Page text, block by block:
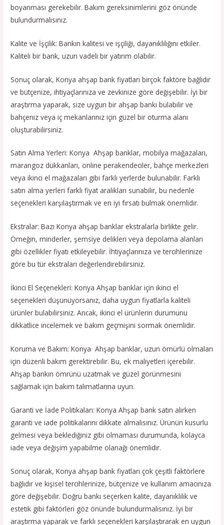
boyanması gerekebilir. Bakım gereksinimlerini göz önünde
bulundurmalısınız.
Kalite ve İşçilik: Bankın kalitesi ve işçiliği, dayanıklılığını etkiler.
Kaliteli bir bank, uzun vadeli bir yatırım olabilir.
Sonuç olarak, Konya ahşap bank fiyatları birçok faktöre bağlıdır
ve bütçenize, ihtiyaçlarınıza ve zevkinize göre değişebilir. İyi bir
araştırma yaparak, size uygun bir ahşap bankı bulabilir ve
bahçeniz veya iç mekanlarınız için güzel bir oturma alanı
oluşturabilirsiniz.
Satın Alma Yerleri: Konya Ahşap banklar, mobilya mağazaları,
marangoz dükkanları, online perakendeciler, bahçe merkezleri
veya ikinci el mağazaları gibi farklı yerlerde bulunabilir. Farklı
satın alma yerleri farklı fiyat aralıkları sunabilir, bu nedenle
seçenekleri karşılaştırmak ve en iyi fırsatı bulmak önemlidir.
Ekstralar: Bazı Konya ahşap banklar ekstralarla birlikte gelir.
Örneğin, minderler, şemsiye delikleri veya depolama alanları
gibi özellikler fiyatı etkileyebilir. İhtiyaçlarınıza ve tercihlerinize
göre bu tür ekstraları değerlendirebilirsiniz.
İkinci El Seçenekleri: Konya Ahşap banklar için ikinci el
seçenekleri düşünüyorsanız, daha uygun fiyatlarla kaliteli
ürünler bulabilirsiniz. Ancak, ikinci el ürünlerin durumunu
dikkatlice incelemek ve bakım geçmişini sormak önemlidir.
Koruma ve Bakım: Konya Ahşap banklar, uzun ömürlü olmaları
için düzenli bakım gerektirebilir. Bu, ek maliyetleri içerebilir.
Ahşap bankın ömrünü uzatmak ve güzel görünmesini
sağlamak için bakım talimatlarına uyun.
Garanti ve İade Politikaları: Konya Ahşap bank satın alırken
garanti ve iade politikalarını dikkate almalısınız. Ürünün kusurlu
gelmesi veya beklediğiniz gibi olmaması durumunda, kolayca
iade veya değişim yapabilme olanağı önemlidir.
Sonuç olarak, Konya ahşap bank fiyatları çok çeşitli faktörlere
bağlıdır ve kişisel tercihlerinize, bütçenize ve kullanım amacınıza
göre değişebilir. Doğru bankı seçerken kalite, dayanıklılık ve
estetik gibi faktörleri göz önünde bulundurmalısınız. İyi bir
araştırma yaparak ve farklı seçenekleri karşılaştırarak en uygun